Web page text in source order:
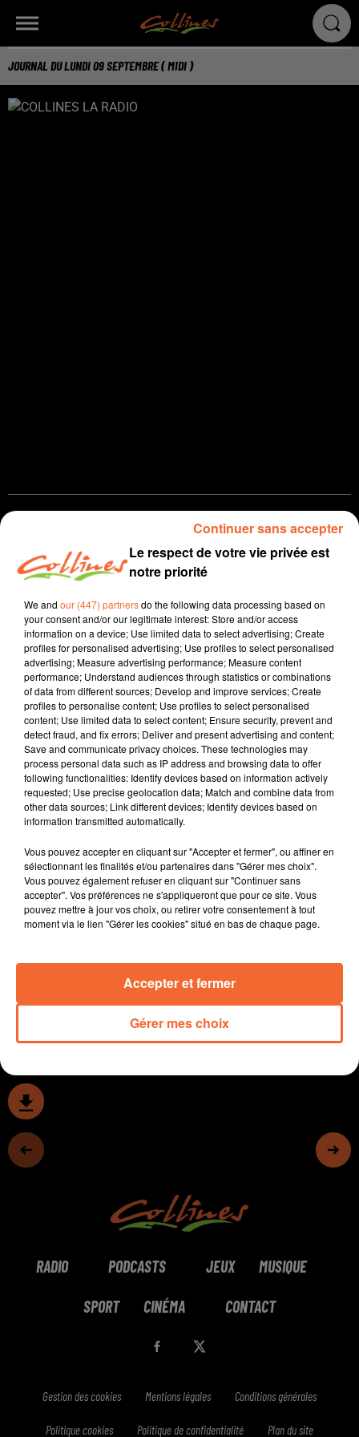
JOURNAL DU LUNDI 09 SEPTEMBRE ( MIDI )
9 septembre 2024 - 16 min 3 sec
Patrice Bémanangy
L'info près de chez vous
Bientôt un nouveau restaurant au coeur de Mauléon.
Les anciens batiments de l'Office de Toourisme sont
actuellement en travaux dans ce but ( photo ). Les
candidats à sa gestion sont invités à se faire connaitre.
La rentrée pour le Conservatoire de musique de l'Agglo
2B. Les inscriptions sont pour l'heure un peu moins
nombreuses que l'an passé qui constitutait une année
record.
Le fond de dotation des Ateliers du Bocage relance son
coup de pouce solidaire visant à soutenir
financièrement des associations du territoire.
Les associations locales se sont affichées tout ce
week-end à Bocapole Bressuire à l'association du
forum qui leur était dédié.
victoire du Niort Rugby Club à domicile hier face à
Sant-Jean-de-Luz.
RADIO PODCASTS JEUX MUSIQUE
SPORT CINÉMA CONTACT
Gestion des cookies Mentions légales Conditions générales
Politique cookies Politique de confidentialité Plan du site
Le respect de votre vie privée est
notre priorité
We and our (447) partnersdo the following data processing based on
your consent and/or our legitimate interest: Store and/or access
information on a device; Use limited data to select advertising; Create
profiles for personalised advertising; Use profiles to select personalised
advertising; Measure advertising performance; Measure content
performance; Understand audiences through statistics or combinations
of data from different sources; Develop and improve services; Create
profiles to personalise content; Use profiles to select personalised
content; Use limited data to select content; Ensure security, prevent and
detect fraud, and fix errors; Deliver and present advertising and content;
Save and communicate privacy choices. These technologies may
process personal data such as IP address and browsing data to offer
following functionalities: Identify devices based on information actively
requested; Use precise geolocation data; Match and combine data from
other data sources; Link different devices; Identify devices based on
information transmitted automatically.
Vous pouvez accepter en cliquant sur "Accepter et fermer", ou affiner en
sélectionnant les finalités et/ou partenaires dans "Gérer mes choix".
Vous pouvez également refuser en cliquant sur "Continuer sans
accepter". Vos préférences ne s'appliqueront que pour ce site. Vous
pouvez mettre à jour vos choix, ou retirer votre consentement à tout
moment via le lien "Gérer les cookies" situé en bas de chaque page.
Gérer mes choix
Accepter et fermer
Continuer sans accepter